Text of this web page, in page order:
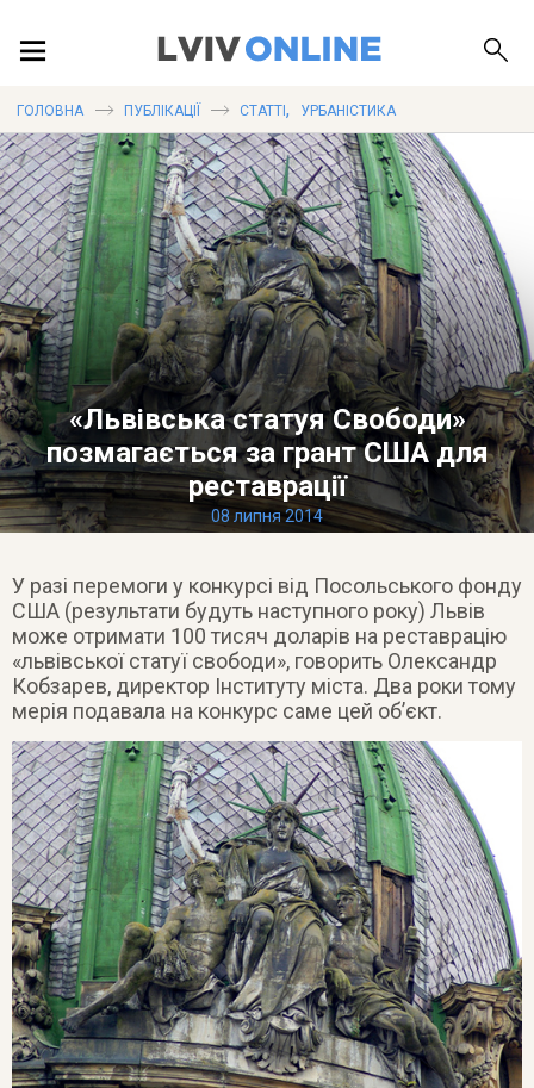
ЛОКАЦІЇ
ПУБЛІКАЦІЇ
ДОВІДКА
ГОЛОВНА ПУБЛІКАЦІЇ СТАТТІ, УРБАНІСТИКА
«Львівська статуя Свободи»
позмагається за грант США для
реставрації
08 липня 2014
У разі перемоги у конкурсі від Посольського фонду
США (результати будуть наступного року) Львів
може отримати 100 тисяч доларів на реставрацію
«львівської статуї свободи», говорить Олександр
Кобзарев, директор Інституту міста. Два роки тому
мерія подавала на конкурс саме цей об’єкт.